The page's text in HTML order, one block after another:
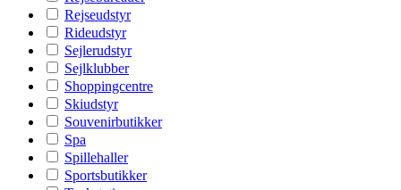
Rejseudstyr
Rideudstyr
Sejlerudstyr
Sejlklubber
Shoppingcentre
Skiudstyr
Souvenirbutikker
Spa
Spillehaller
Sportsbutikker